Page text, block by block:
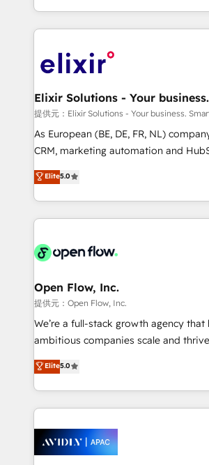
portfolio and lifecycle management 🏭
HIPAA-aware; CASL-compliant; GDPR-
implementations where required 💡 Why 500+
built to scale.
approach to execute their goals
applications of our solutions;
Design, Migrations + Integrations. Mole Street’s
greatness, which is achieved through
absolute clarity, derived from a well-
strategy, executed well, and reported
results. The culture is driven by core
Mindedness, and Clarity. We are driven to win for the
collective good of the company and
things are happening.
提供元：Elixir Solutions - Your business.
As European (BE, DE, FR, NL)
CRM, marketing automation and
integration products and services to
and enterprise customers. We ensure that your sales,
service and marketing department
most effective way, while at the
integrated buyers journey. Elixir is
and Amsterdam. Elixir is a first mover and leader
when it comes to HubSpot sales and
implementations, highly renowned for
acumen, process (re-)design
integrate HubSpot with complex
MicroSoft, custom solutions,... Our company also has
Retail execution, CPQ, customer
HubSpot CMS developments. And we're champions
Elite5.0
Open Flow, Inc.
提供元：Open Flow, Inc.
We’re a full-stack growth agency that
ambitious companies scale and thrive. How?
upgrading and streamlining every
generating aspect of your business. We’re proud
HubSpot Elite Solutions Partners and
nerds who can harness HubSpot’s
experience. Working hand-in-hand with your team,
we’ll assemble a RevOps machine
Elite5.0